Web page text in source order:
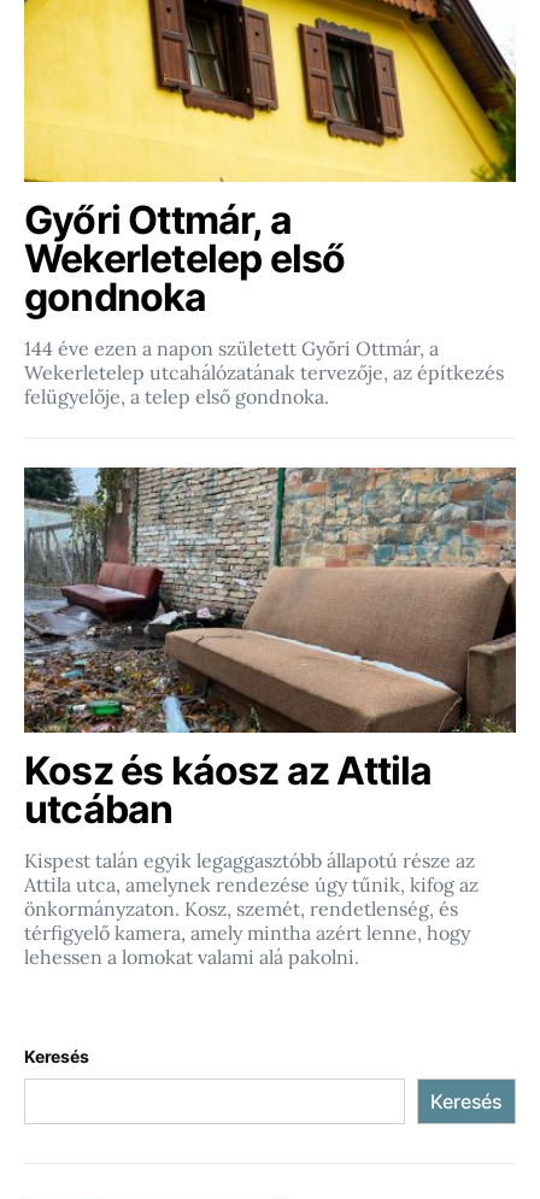
Győri Ottmár, a
Wekerletelep első
gondnoka
144 éve ezen a napon született Győri Ottmár, a
Wekerletelep utcahálózatának tervezője, az építkezés
felügyelője, a telep első gondnoka.
Kosz és káosz az Attila
utcában
Kispest talán egyik legaggasztóbb állapotú része az
Attila utca, amelynek rendezése úgy tűnik, kifog az
önkormányzaton. Kosz, szemét, rendetlenség, és
térfigyelő kamera, amely mintha azért lenne, hogy
lehessen a lomokat valami alá pakolni.
Keresés
Keresés